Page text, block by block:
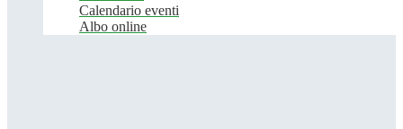
Calendario eventi
Albo online